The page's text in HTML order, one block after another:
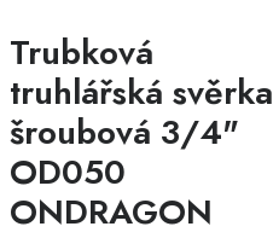
Trubková
truhlářská svěrka
šroubová 3/4"
OD050
ONDRAGON